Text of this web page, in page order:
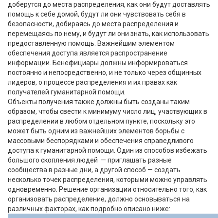
доберутся до места распределения, как они будут доставлять
помощь к себе домой, будут ли они чувствовать себя в
безопасности, добираясь до места распределения и
перемещаясь по нему, и будут ли они знать, как использовать
предоставленную помощь. Важнейшим элементом
обеспечения доступа является распространение
информации. Бенефициары должны информироваться
постоянно и непосредственно, и не только через общинных
лидеров, о процессе распределения и их правах как
получателей гуманитарной помощи.
Объекты получения также должны быть созданы таким
образом, чтобы свести к минимуму число лиц, участвующих в
распределении в любом отдельном пункте, поскольку это
может быть одним из важнейших элементов борьбы с
массовыми беспорядками и обеспечения справедливого
доступа к гуманитарной помощи. Один из способов избежать
большого скопления людей — приглашать разные
сообщества в разные дни, а другой способ — создать
несколько точек распределения, которыми можно управлять
одновременно. Решение организации относительно того, как
организовать распределение, должно основываться на
различных факторах, как подробно описано ниже: